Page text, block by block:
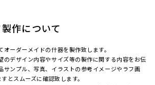
作について
ーダーメイドの什器を製作致します。
のデザイン内容やサイズ等の製作に関する内容をお伝
サンプル、写真、イラストの参考イメージやラフ画
とスムーズに確認致します。